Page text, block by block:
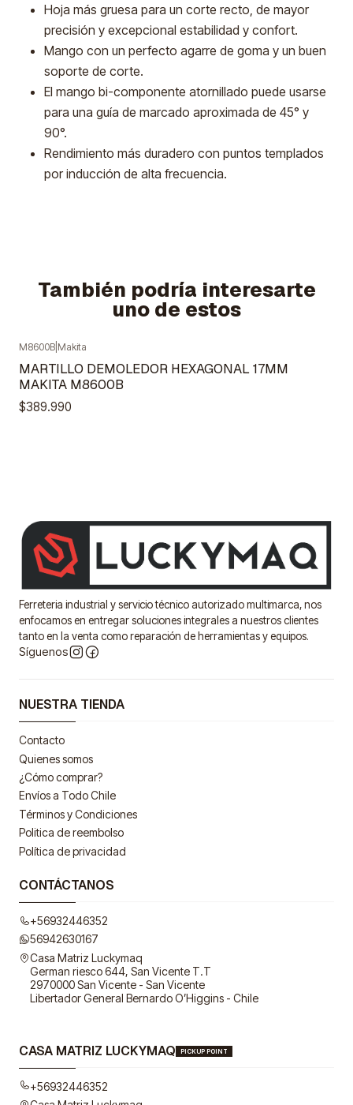
Hoja más gruesa para un corte recto, de mayor
precisión y excepcional estabilidad y confort.
Mango con un perfecto agarre de goma y un buen
soporte de corte.
El mango bi-componente atornillado puede usarse
para una guía de marcado aproximada de 45° y
90°.
Rendimiento más duradero con puntos templados
por inducción de alta frecuencia.
También podría interesarte
uno de estos
Agotado
M8600B Makita
MARTILLO DEMOLEDOR HEXAGONAL 17MM
MAKITA M8600B
$389.990
Ferreteria industrial y servicio técnico autorizado multimarca, nos
enfocamos en entregar soluciones integrales a nuestros clientes
tanto en la venta como reparación de herramientas y equipos.
Síguenos
NUESTRA TIENDA
Contacto
Quienes somos
¿Cómo comprar?
Envíos a Todo Chile
Términos y Condiciones
Politica de reembolso
Política de privacidad
CONTÁCTANOS
+56932446352
56942630167
Casa Matriz Luckymaq
German riesco 644, San Vicente T.T
2970000 San Vicente - San Vicente
Libertador General Bernardo O’Higgins - Chile
CASA MATRIZ LUCKYMAQ PICKUP POINT
+56932446352